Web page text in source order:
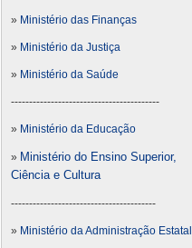
» Ministério das Finanças
» Ministério da Justiça
» Ministério da Saúde
-----------------------------------------
» Ministério da Educação
» Ministério do Ensino Superior,
Ciência e Cultura
----------------------------------------
» Ministério da Administração Estatal